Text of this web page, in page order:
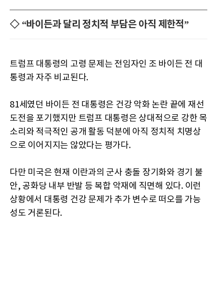
◇ “바이든과 달리 정치적 부담은 아직 제한적”
트럼프 대통령의 고령 문제는 전임자인 조 바이든 전 대
통령과 자주 비교된다.
81세였던 바이든 전 대통령은 건강 악화 논란 끝에 재선
도전을 포기했지만 트럼프 대통령은 상대적으로 강한 목
소리와 적극적인 공개 활동 덕분에 아직 정치적 치명상
으로 이어지지는 않았다는 평가다.
다만 미국은 현재 이란과의 군사 충돌 장기화와 경기 불
안, 공화당 내부 반발 등 복합 악재에 직면해 있다. 이런
상황에서 대통령 건강 문제가 추가 변수로 떠오를 가능
성도 거론된다.